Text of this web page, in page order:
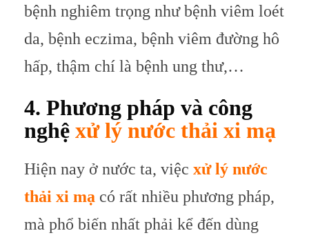
bệnh nghiêm trọng như bệnh viêm loét
da, bệnh eczima, bệnh viêm đường hô
hấp, thậm chí là bệnh ung thư,…
4. Phương pháp và công
nghệ xử lý nước thải xi mạ
Hiện nay ở nước ta, việc xử lý nước
thải xi mạ có rất nhiều phương pháp,
mà phổ biến nhất phải kể đến dùng